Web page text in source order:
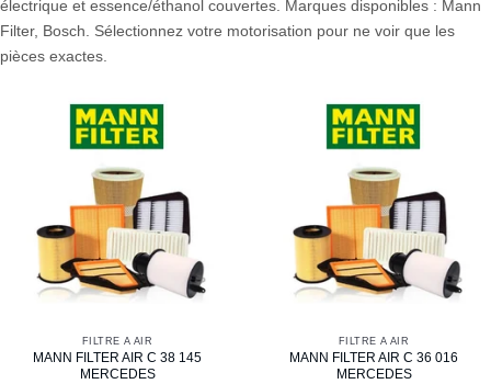
électrique et essence/éthanol couvertes. Marques disponibles : Mann
Filter, Bosch. Sélectionnez votre motorisation pour ne voir que les
pièces exactes.
FILTRE À AIR
MANN FILTER AIR C 38 145
MERCEDES
FILTRE À AIR
MANN FILTER AIR C 36 016
MERCEDES